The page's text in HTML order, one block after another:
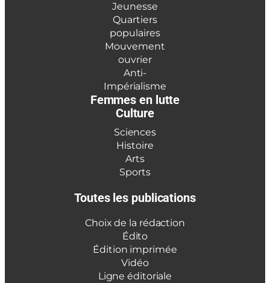
Jeunesse
Quartiers
populaires
Mouvement
ouvrier
Anti-
Impérialisme
Femmes en lutte
Culture
Sciences
Histoire
Arts
Sports
Toutes les publications
Choix de la rédaction
Édito
Édition imprimée
Vidéo
Ligne éditoriale